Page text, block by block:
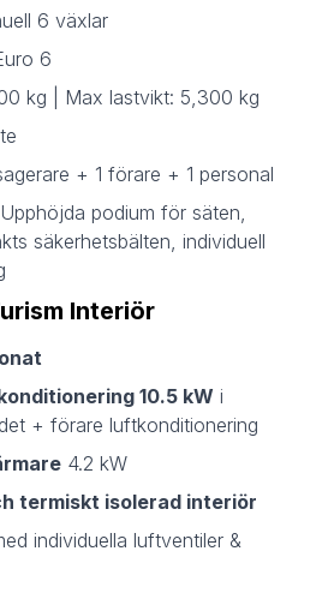
6 växlar
6
kg | Max lastvikt: 5,300 kg
+ 1 förare + 1 personal
Upphöjda podium för säten,
säkerhetsbälten, individuell
Interiör
10.5 kW i
+ förare luftkonditionering
4.2 kW
termiskt isolerad interiör
individuella luftventiler &